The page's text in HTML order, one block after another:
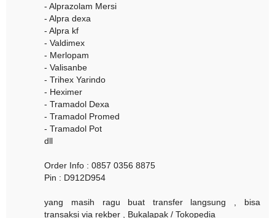
- Alprazolam Mersi
- Alpra dexa
- Alpra kf
- Valdimex
- Merlopam
- Valisanbe
- Trihex Yarindo
- Heximer
- Tramadol Dexa
- Tramadol Promed
- Tramadol Pot
dll
Order Info : 0857 0356 8875
Pin : D912D954
yang masih ragu buat transfer langsung , bisa
transaksi via rekber , Bukalapak / Tokopedia